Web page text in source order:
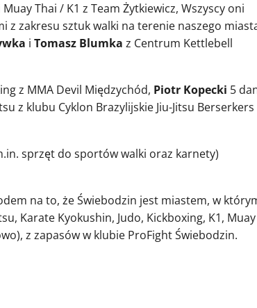
Muay Thai / K1 z Team Żytkiewicz, Wszyscy oni
z zakresu sztuk walki na terenie naszego
i Tomasz Blumka z Centrum Kettlebell
z MMA Devil Międzychód, Piotr Kopecki 5
z klubu Cyklon Brazylijskie Jiu-Jitsu Berserkers
sprzęt do sportów walki oraz karnety)
na to, że Świebodzin jest miastem, w
Karate Kyokushin, Judo, Kickboxing, K1, Muay
z zapasów w klubie ProFight Świebodzin.